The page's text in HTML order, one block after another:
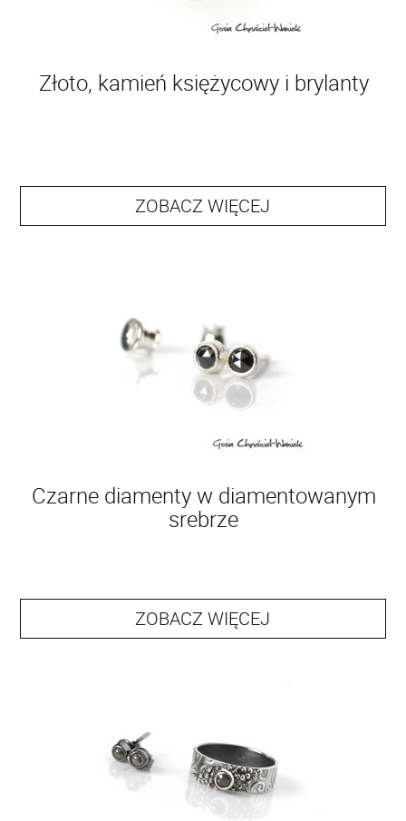
Złoto, kamień księżycowy i brylanty
ZOBACZ WIĘCEJ
Czarne diamenty w diamentowanym
srebrze
ZOBACZ WIĘCEJ